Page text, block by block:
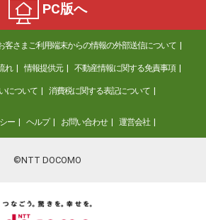
PC版へ
客さまご利用端末からの情報の外部送信について
れ 情報提供元 不動産情報に関する免責事項
について 消費税に関する表記について
ー ヘルプ お問い合わせ 運営会社
©NTT DOCOMO